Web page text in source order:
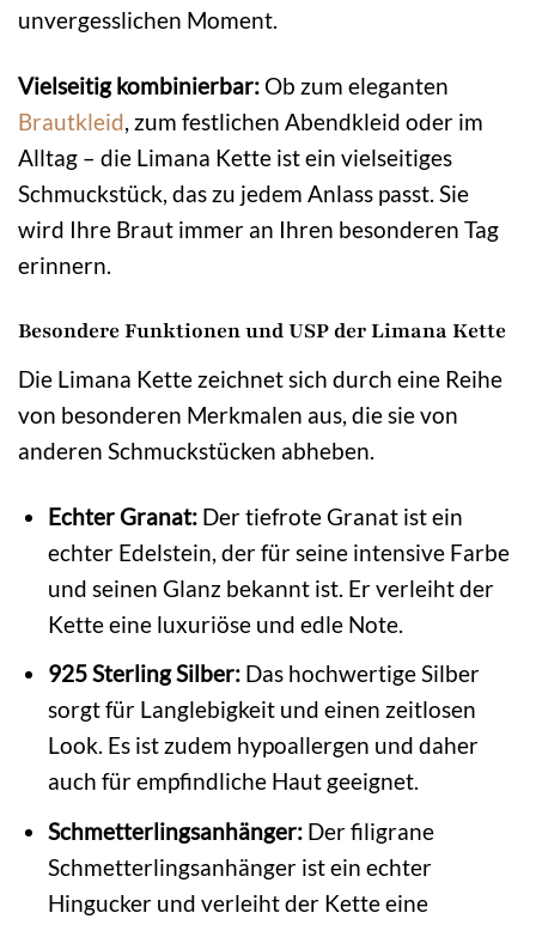
unvergesslichen Moment.
Vielseitig kombinierbar: Ob zum eleganten
Brautkleid, zum festlichen Abendkleid oder im
Alltag – die Limana Kette ist ein vielseitiges
Schmuckstück, das zu jedem Anlass passt. Sie
wird Ihre Braut immer an Ihren besonderen Tag
erinnern.
Besondere Funktionen und USP der Limana Kette
Die Limana Kette zeichnet sich durch eine Reihe
von besonderen Merkmalen aus, die sie von
anderen Schmuckstücken abheben.
Echter Granat:Der tiefrote Granat ist ein
echter Edelstein, der für seine intensive Farbe
und seinen Glanz bekannt ist. Er verleiht der
Kette eine luxuriöse und edle Note.
925 Sterling Silber:Das hochwertige Silber
sorgt für Langlebigkeit und einen zeitlosen
Look. Es ist zudem hypoallergen und daher
auch für empfindliche Haut geeignet.
Schmetterlingsanhänger:Der filigrane
Schmetterlingsanhänger ist ein echter
Hingucker und verleiht der Kette eine